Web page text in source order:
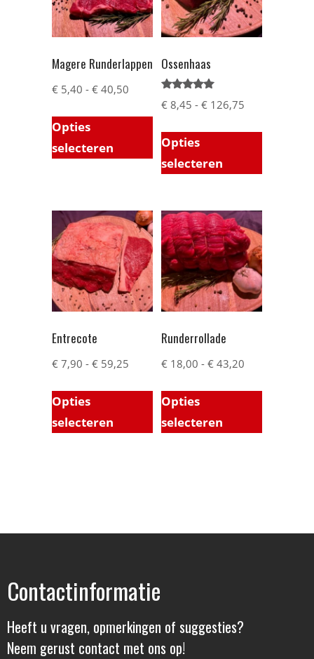
Magere Runderlappen
€ 5,40 - € 40,50
Opties
selecteren
Ossenhaas
5.00
€ 8,45 - € 126,75
Opties
selecteren
Entrecote
€ 7,90 - € 59,25
Opties
selecteren
Runderrollade
€ 18,00 - € 43,20
Opties
selecteren
Contactinformatie
Heeft u vragen, opmerkingen of suggesties?
Neem gerust contact met ons op!